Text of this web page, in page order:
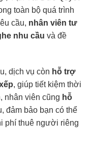
toàn bộ quá trình
cầu, nhân viên tư
nhu cầu và đề
dịch vụ còn hỗ trợ
, giúp tiết kiệm thời
nhân viên cũng hỗ
đảm bảo bạn có thể
phí thuê người riêng